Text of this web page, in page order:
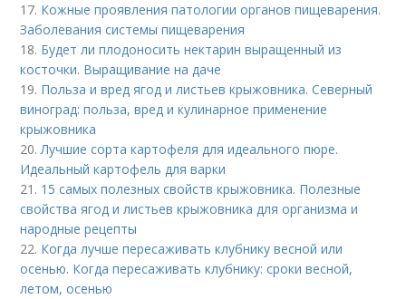
17. Кожные проявления патологии органов пищеварения.
Заболевания системы пищеварения
18. Будет ли плодоносить нектарин выращенный из
косточки. Выращивание на даче
19. Польза и вред ягод и листьев крыжовника. Северный
виноград: польза, вред и кулинарное применение
крыжовника
20.Лучшие сорта картофеля для идеального пюре.
Идеальный картофель для варки
21. 15 самых полезных свойств крыжовника. Полезные
свойства ягод и листьев крыжовника для организма и
народные рецепты
22. Когда лучше пересаживать клубнику весной или
осенью. Когда пересаживать клубнику: сроки весной,
летом, осенью